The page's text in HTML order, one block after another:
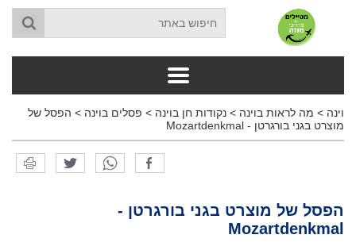
וינה > מה לראות בוינה > נקודות חן בוינה > פסלים בוינה > הפסל של
מוצרט בגני בורגרטן - Mozartdenkmal
הפסל של מוצרט בגני בורגרטן -
Mozartdenkmal